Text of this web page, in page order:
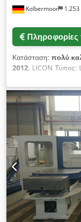
Kolbermoor
Πληροφορίες
Κατάσταση: πολύ
2012, LICON Τύπος:
Σύστημα ελέγχου
ενσωματωμένο
χαρακτηριστικά
Μέγιστη διαδρομή
στον άξονα Y: 700
mm Άξονας A –
Μέγιστη επιτάχυνση:
m/min Τεχνική
ατράκτου: μέγιστο
Ενσωματωμένη
100% κύκλο
Αποθήκη εργαλείων
θέσεις. Θέση μέσω
από την άτρακτο: